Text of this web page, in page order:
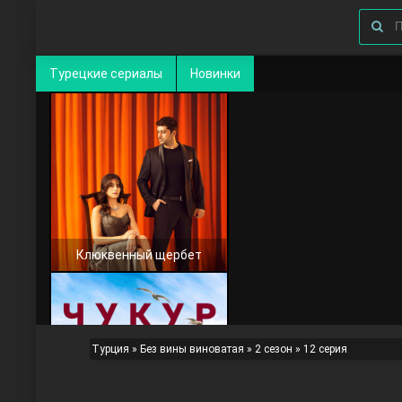
Турецкие сериалы Новинки
Клюквенный щербет
Турция » Без вины виноватая » 2 сезон » 12 серия